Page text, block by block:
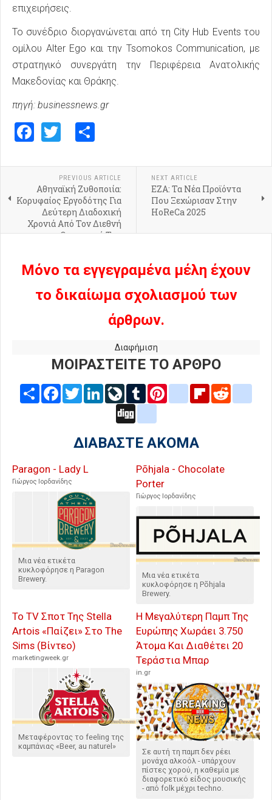
επιχειρήσεις.
Το συνέδριο διοργανώνεται από τη City Hub Events του
ομίλου Alter Ego και την Tsomokos Communication, με
στρατηγικό συνεργάτη την Περιφέρεια Ανατολικής
Μακεδονίας και Θράκης.
πηγή: businessnews.gr
Facebook
Twitter
PREVIOUS ARTICLE
Αθηναϊκή Ζυθοποιία:
Κορυφαίος Εργοδότης Για
Δεύτερη Διαδοχική
Χρονιά Από Τον Διεθνή
Οργανισμό Top
NEXT ARTICLE
ΕΖΑ: Τα Νέα Προϊόντα
Που Ξεχώρισαν Στην
HoReCa 2025
Μόνο τα εγγεγραμένα μέλη έχουν
το δικαίωμα σχολιασμού των
άρθρων.
Διαφήμιση
ΜΟΙΡΑΣΤΕΙΤΕ ΤΟ ΑΡΘΡΟ
Share FacebookTwitterLinkedInLiveJournal
Tumblr Pinterestblogger_post
Flipboard
ΔΙΑΒΑΣΤΕ ΑΚΟΜΑ
Paragon - Lady L
Γιώργος Ιορδανίδης
Μια νέα ετικέτα
κυκλοφόρησε η Paragon
Brewery.
Põhjala - Chocolate
Porter
Γιώργος Ιορδανίδης
Μια νέα ετικέτα
κυκλοφόρησε η Põhjala
Brewery.
Το TV Σποτ Της Stella
Artois «Παίζει» Στο The
Sims (Βίντεο)
marketingweek.gr
Μεταφέροντας το feeling της
καμπάνιας «Beer, au naturel»
Η Μεγαλύτερη Παμπ Της
Ευρώπης Χωράει 3.750
Άτομα Και Διαθέτει 20
Τεράστια Μπαρ
in.gr
Σε αυτή τη παμπ δεν ρέει
μονάχα αλκοόλ - υπάρχουν
πίστες χορού, η καθεμία με
διαφορετικό είδος μουσικής
- από folk μέχρι techno.